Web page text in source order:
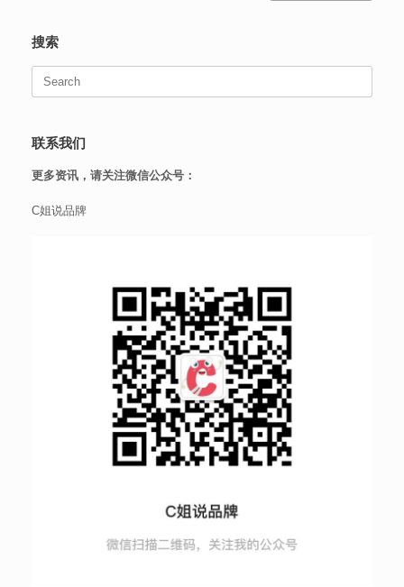
搜索
Search
联系我们
更多资讯，请关注微信公众号：
C姐说品牌